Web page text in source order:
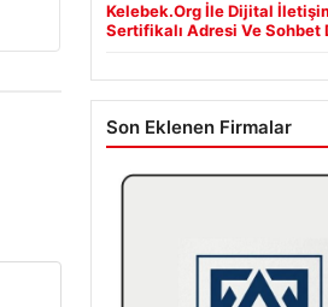
Kelebek.Org İle Dijital
Sertifikalı Adresi Ve Sohbet
Son Eklenen Firmalar